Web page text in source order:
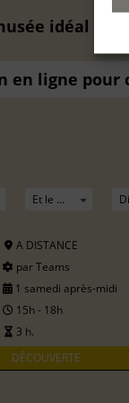
idéal
en ligne
A DISTANCE
par Teams
1 samedi après-midi
15h - 18h
3 h.
DÉCOUVERTE